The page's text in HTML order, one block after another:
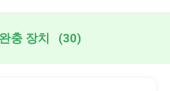
충 장치 (30)